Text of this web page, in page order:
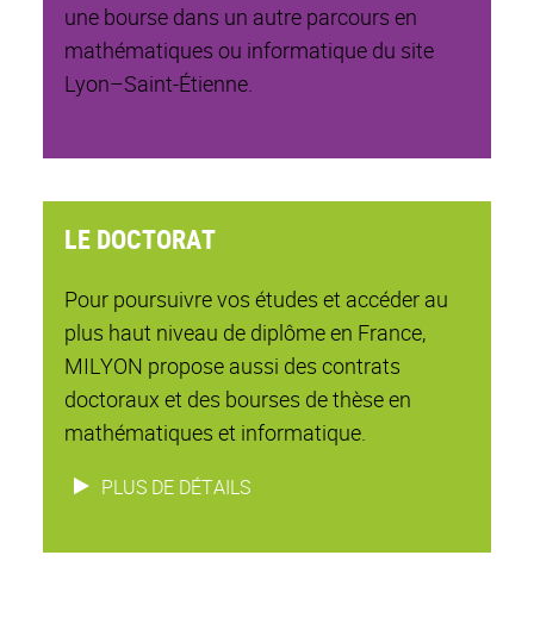
une bourse dans un autre parcours en
mathématiques ou informatique du site
Lyon–Saint-Étienne.
LE DOCTORAT
Pour poursuivre vos études et accéder au
plus haut niveau de diplôme en France,
MILYON propose aussi des contrats
doctoraux et des bourses de thèse en
mathématiques et informatique.
PLUS DE DÉTAILS